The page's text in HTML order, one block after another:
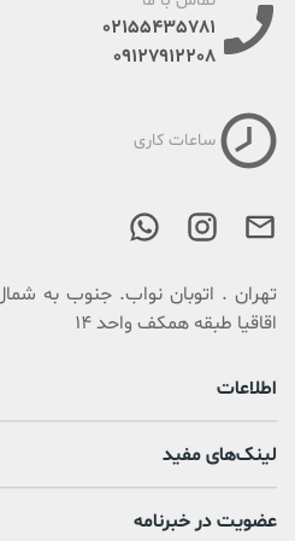
02155435781
09127912208
ساعات کاری
تهران . اتوبان نواب. جنوب به
اقاقیا طبقه همکف واحد 14
اطلاعات
لینک‌های مفید
عضویت در خبرنامه